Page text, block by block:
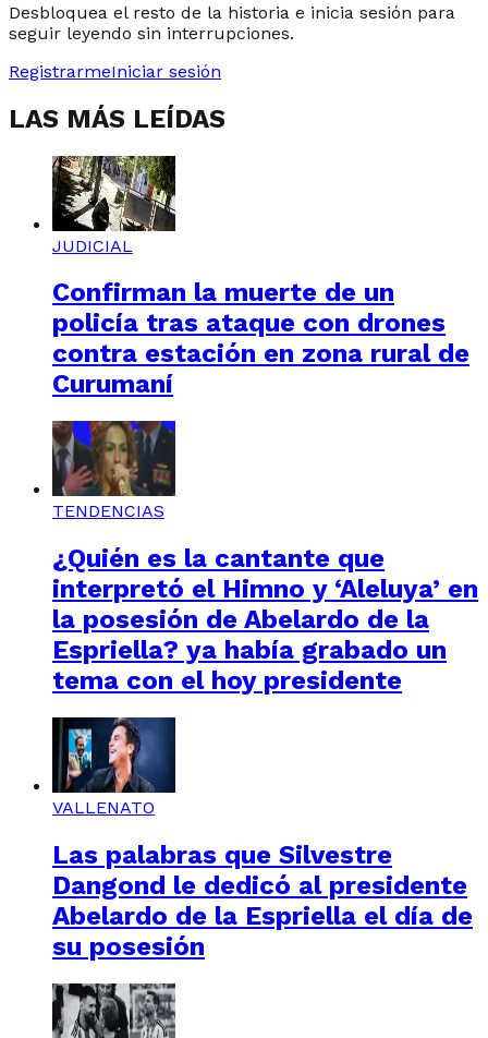
Desbloquea el resto de la historia e inicia sesión para
seguir leyendo sin interrupciones.
RegistrarmeIniciar sesión
LAS MÁS LEÍDAS
JUDICIAL
Confirman la muerte de un
policía tras ataque con drones
contra estación en zona rural de
Curumaní
TENDENCIAS
¿Quién es la cantante que
interpretó el Himno y ‘Aleluya’ en
la posesión de Abelardo de la
Espriella? ya había grabado un
tema con el hoy presidente
VALLENATO
Las palabras que Silvestre
Dangond le dedicó al presidente
Abelardo de la Espriella el día de
su posesión